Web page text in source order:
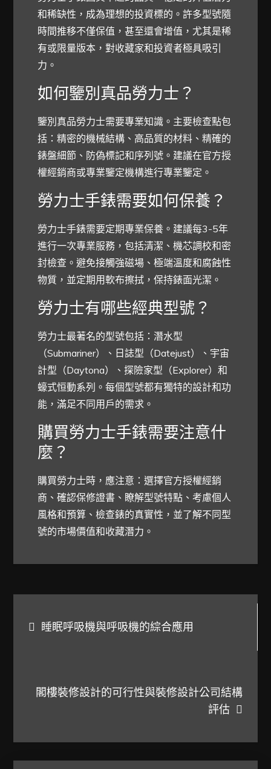
和稀缺性，成為理想的投資標的。許多型號隨
時間推移不僅保值，甚至還會增值，尤其是稀
有或限量版本，對收藏家和投資者極具吸引
力。
如何鑒別真品勞力士？
鑒別真品勞力士需要專業知識。主要檢查點包
括：精密的機械結構、高品質的材料、精確的
錶盤細節、防偽標記和序列號。建議在官方授
權經銷商或專業鑒定機構進行專業鑒定。
勞力士手錶需要如何保養？
勞力士手錶需要定期專業保養。建議每3-5年
進行一次專業服務，包括清潔、機芯調校和密
封檢查。避免接觸強磁場、極端溫度和腐蝕性
物質，並定期用軟布擦拭，保持錶面光潔。
勞力士有哪些經典型號？
勞力士最著名的型號包括：潛水型
（Submariner）、日誌型（Datejust）、宇宙
計型（Daytona）、探險家型（Explorer）和
蠔式恒動系列。每個型號都有獨特的設計和功
能，滿足不同用戶的需求。
購買勞力士手錶需要注意什
麼？
購買勞力士時，應注意：選擇官方授權經銷
商、確認保修證書、瞭解型號特點、考慮個人
風格和預算、檢查錶的真實性，並了解不同型
號的市場價值和收藏潛力。
睡眠呼吸機與呼吸機的綜合應用
閣樓裝修設計的可行性與裝修設計公司結構
評估